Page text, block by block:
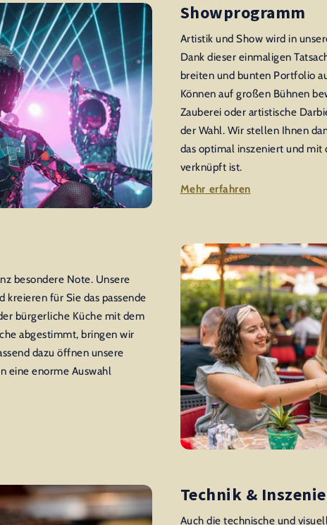
Showprogramm
Artistik und Show wird in
Dank dieser einmaligen
breiten und bunten Portfolio
Können auf großen Bühnen
Zauberei oder artistische
der Wahl. Wir stellen Ihnen
das optimal inszeniert und
verknüpft ist.
Mehr erfahren
besondere Note. Unsere
kreieren für Sie das passende
bürgerliche Küche mit dem
abgestimmt, bringen wir
dazu öffnen unsere
eine enorme Auswahl
Technik &
Auch die technische und